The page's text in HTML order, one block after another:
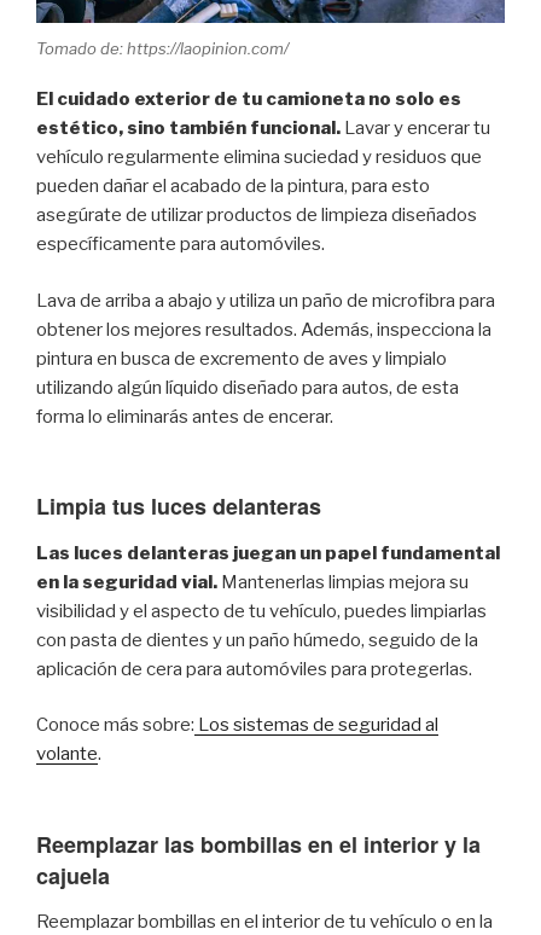
Tomado de: https://laopinion.com/
El cuidado exterior de tu camioneta no solo es
estético, sino también funcional. Lavar y encerar tu
vehículo regularmente elimina suciedad y residuos que
pueden dañar el acabado de la pintura, para esto
asegúrate de utilizar productos de limpieza diseñados
específicamente para automóviles.
Lava de arriba a abajo y utiliza un paño de microfibra para
obtener los mejores resultados. Además, inspecciona la
pintura en busca de excremento de aves y limpialo
utilizando algún líquido diseñado para autos, de esta
forma lo eliminarás antes de encerar.
Limpia tus luces delanteras
Las luces delanteras juegan un papel fundamental
en la seguridad vial. Mantenerlas limpias mejora su
visibilidad y el aspecto de tu vehículo, puedes limpiarlas
con pasta de dientes y un paño húmedo, seguido de la
aplicación de cera para automóviles para protegerlas.
Conoce más sobre: Los sistemas de seguridad al
volante.
Reemplazar las bombillas en el interior y la
cajuela
Reemplazar bombillas en el interior de tu vehículo o en la